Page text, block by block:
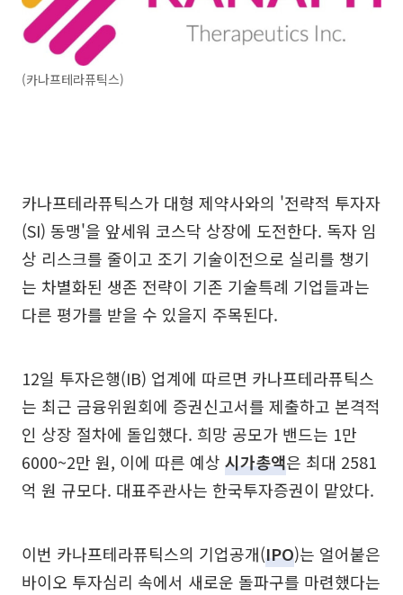
(카나프테라퓨틱스)
카나프테라퓨틱스가 대형 제약사와의 '전략적 투자자
(SI) 동맹'을 앞세워 코스닥 상장에 도전한다. 독자 임
상 리스크를 줄이고 조기 기술이전으로 실리를 챙기
는 차별화된 생존 전략이 기존 기술특례 기업들과는
다른 평가를 받을 수 있을지 주목된다.
12일 투자은행(IB) 업계에 따르면 카나프테라퓨틱스
는 최근 금융위원회에 증권신고서를 제출하고 본격적
인 상장 절차에 돌입했다. 희망 공모가 밴드는 1만
6000~2만 원, 이에 따른 예상 시가총액은 최대 2581
억 원 규모다. 대표주관사는 한국투자증권이 맡았다.
이번 카나프테라퓨틱스의 기업공개(IPO)는 얼어붙은
바이오 투자심리 속에서 새로운 돌파구를 마련했다는